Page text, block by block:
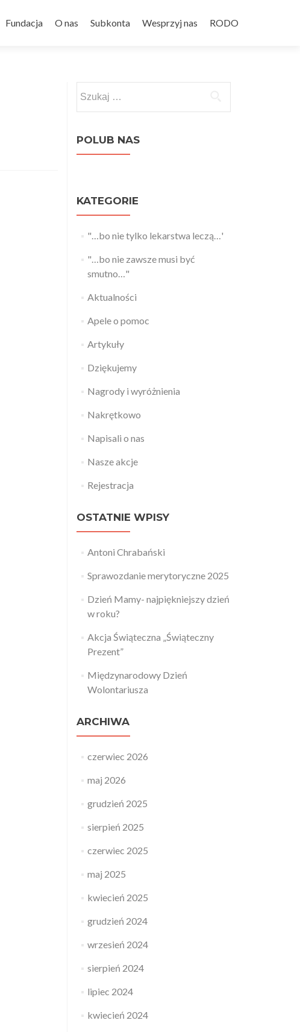
Fundacja O nas Subkonta Wesprzyj nas RODO
POLUB NAS
KATEGORIE
"…bo nie tylko lekarstwa leczą…'
"…bo nie zawsze musi być
smutno…"
Aktualności
Apele o pomoc
Artykuły
Dziękujemy
Nagrody i wyróżnienia
Nakrętkowo
Napisali o nas
Nasze akcje
Rejestracja
OSTATNIE WPISY
Antoni Chrabański
Sprawozdanie merytoryczne 2025
Dzień Mamy- najpiękniejszy dzień
w roku?
Akcja Świąteczna „Świąteczny
Prezent”
Międzynarodowy Dzień
Wolontariusza
ARCHIWA
czerwiec 2026
maj 2026
grudzień 2025
sierpień 2025
czerwiec 2025
maj 2025
kwiecień 2025
grudzień 2024
wrzesień 2024
sierpień 2024
lipiec 2024
kwiecień 2024